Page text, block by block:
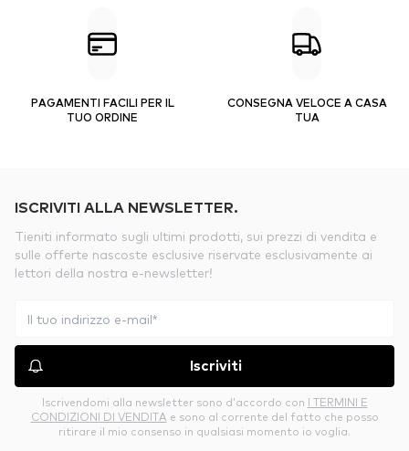
PAGAMENTI FACILI PER IL
TUO ORDINE
CONSEGNA VELOCE A CASA
TUA
ISCRIVITI ALLA NEWSLETTER.
Tieniti informato sugli ultimi prodotti, sui prezzi di vendita e
sulle offerte nascoste esclusive riservate esclusivamente ai
lettori della nostra e-newsletter!
Iscriviti
Iscrivendomi alla newsletter sono d’accordo con I TERMINI E
CONDIZIONI DI VENDITA e sono al corrente del fatto che posso
ritirare il mio consenso in qualsiasi momento io voglia.